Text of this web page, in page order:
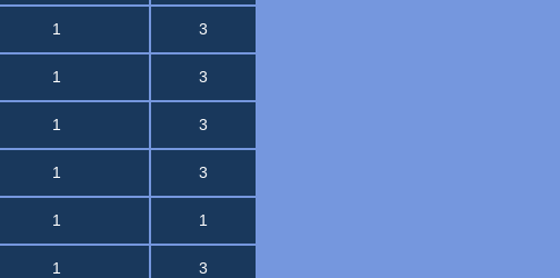
1 3
1 3
1 3
1 3
1 1
1 3